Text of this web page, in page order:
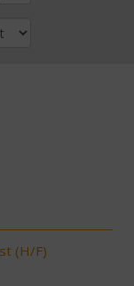
(H/F)